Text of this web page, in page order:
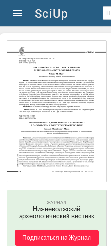
ЖУРНАЛ
Нижневолжский
археологический вестник
Подписаться на Журнал